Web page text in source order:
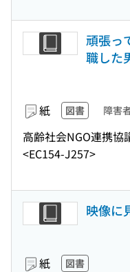
頑張っ
職した
紙 図書 障害
高齢社会NGO連携協
<EC154-J257>
映像に
紙 図書